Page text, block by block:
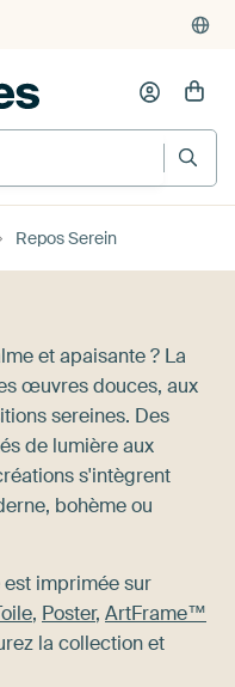
Repos Serein
et apaisante ? La
œuvres douces, aux
sereines. Des
de lumière aux
s'intègrent
bohème ou
imprimée sur
, Poster, ArtFrame™
la collection et